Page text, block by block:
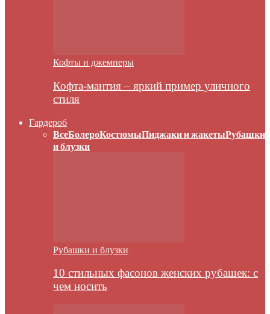
Кофты и джемперы
Кофта-мантия – яркий пример уличного
стиля
Гардероб
ВсеБолероКостюмыПиджаки и жакетыРубашки
и блузки
Рубашки и блузки
10 стильных фасонов женских рубашек: с
чем носить